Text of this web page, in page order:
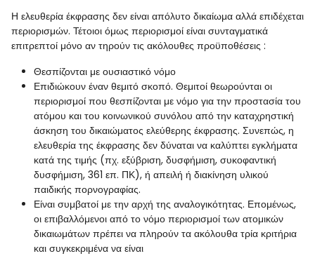
Η ελευθερία έκφρασης δεν είναι απόλυτο δικαίωμα αλλά επιδέχεται
περιορισμών. Τέτοιοι όμως περιορισμοί είναι συνταγματικά
επιτρεπτοί μόνο αν τηρούν τις ακόλουθες προϋποθέσεις :
Θεσπίζονται με ουσιαστικό νόμο
Επιδιώκουν έναν θεμιτό σκοπό. Θεμιτοί θεωρούνται οι
περιορισμοί που θεσπίζονται με νόμο για την προστασία του
ατόμου και του κοινωνικού συνόλου από την καταχρηστική
άσκηση του δικαιώματος ελεύθερης έκφρασης. Συνεπώς, η
ελευθερία της έκφρασης δεν δύναται να καλύπτει εγκλήματα
κατά της τιμής (πχ. εξύβριση, δυσφήμιση, συκοφαντική
δυσφήμιση, 361 επ. ΠΚ), ή απειλή ή διακίνηση υλικού
παιδικής πορνογραφίας.
Είναι συμβατοί με την αρχή της αναλογικότητας. Επομένως,
οι επιβαλλόμενοι από το νόμο περιορισμοί των ατομικών
δικαιωμάτων πρέπει να πληρούν τα ακόλουθα τρία κριτήρια
και συγκεκριμένα να είναι